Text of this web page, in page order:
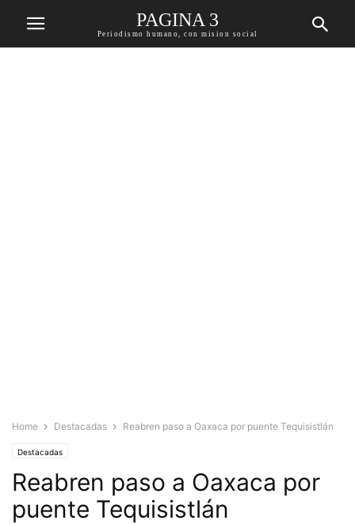
PAGINA 3
Periodismo humano, con mision social
Home Destacadas Reabren paso a Oaxaca por puente Tequisistlán
Destacadas
Reabren paso a Oaxaca por
puente Tequisistlán